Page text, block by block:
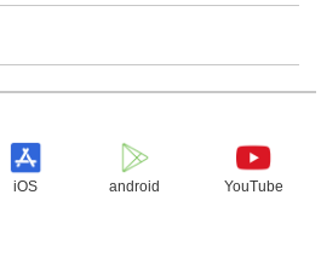
iOS android YouTube